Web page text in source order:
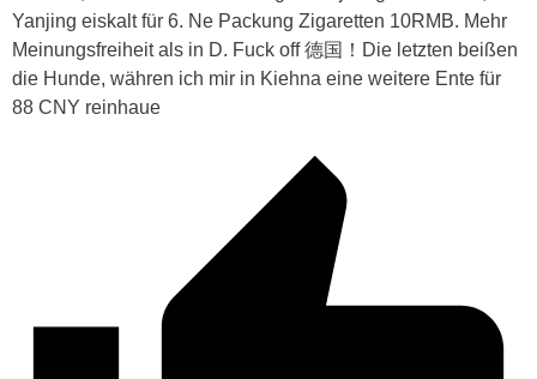
Yanjing eiskalt für 6. Ne Packung Zigaretten 10RMB. Mehr
Meinungsfreiheit als in D. Fuck off 德国！Die letzten beißen
die Hunde, währen ich mir in Kiehna eine weitere Ente für
88 CNY reinhaue